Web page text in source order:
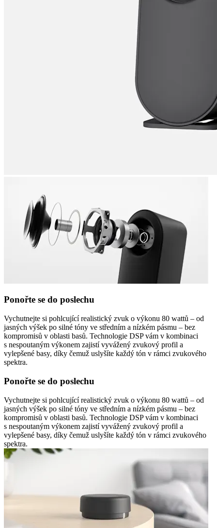
Ponořte se do poslechu
Vychutnejte si pohlcující realistický zvuk o výkonu 80 wattů – od
jasných výšek po silné tóny ve středním a nízkém pásmu – bez
kompromisů v oblasti basů. Technologie DSP vám v kombinaci
s nespoutaným výkonem zajistí vyvážený zvukový profil a
vylepšené basy, díky čemuž uslyšíte každý tón v rámci zvukového
spektra.
Ponořte se do poslechu
Vychutnejte si pohlcující realistický zvuk o výkonu 80 wattů – od
jasných výšek po silné tóny ve středním a nízkém pásmu – bez
kompromisů v oblasti basů. Technologie DSP vám v kombinaci
s nespoutaným výkonem zajistí vyvážený zvukový profil a
vylepšené basy, díky čemuž uslyšíte každý tón v rámci zvukového
spektra.